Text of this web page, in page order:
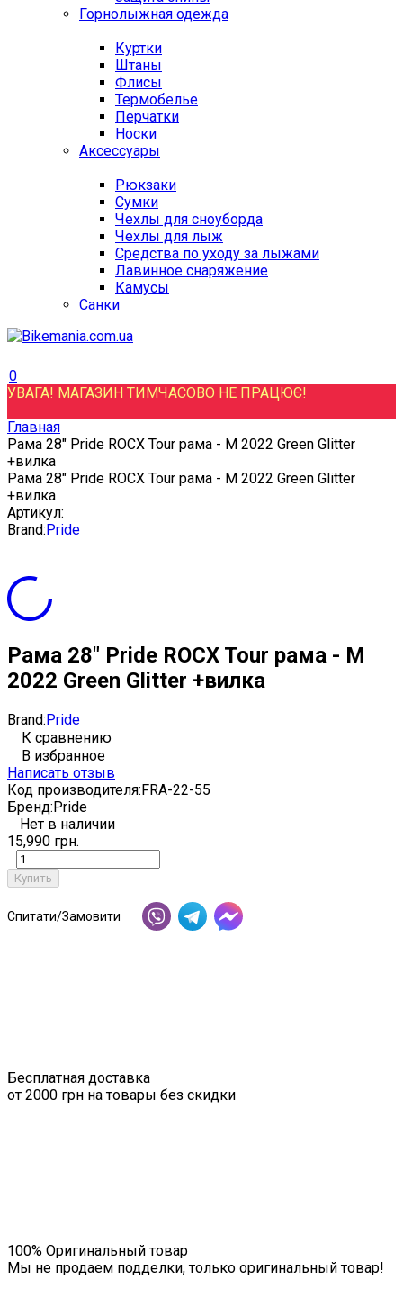
Горнолыжная одежда
Куртки
Штаны
Флисы
Термобелье
Перчатки
Носки
Аксессуары
Рюкзаки
Сумки
Чехлы для сноуборда
Чехлы для лыж
Средства по уходу за лыжами
Лавинное снаряжение
Камусы
Санки
0
УВАГА! МАГАЗИН ТИМЧАСОВО НЕ ПРАЦЮЄ!
Главная
Рама 28" Pride ROCX Tour рама - M 2022 Green Glitter
+вилка
Рама 28" Pride ROCX Tour рама - M 2022 Green Glitter
+вилка
Артикул:
Brand:Pride
Рама 28" Pride ROCX Tour рама - M
2022 Green Glitter +вилка
Brand:Pride
К сравнению
В избранное
Написать отзыв
Код производителя:FRA-22-55
Бренд:Pride
Нет в наличии
15,990 грн.
Купить
Спитати/Замовити
Бесплатная доставка
от 2000 грн на товары без скидки
100% Оригинальный товар
Мы не продаем подделки, только оригинальный товар!